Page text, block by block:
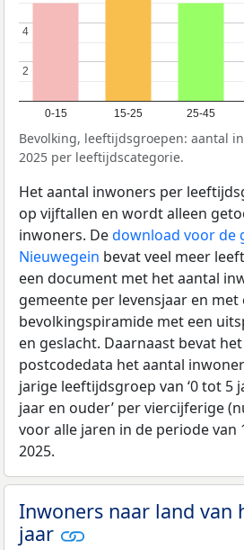
0-15 15-25 25-45
2
2
4
4
Bevolking, leeftijdsgroepen: aantal
2025 per leeftijdscategorie.
Het aantal inwoners per
op vijftallen en wordt alleen
inwoners. Dedownload voor de
Nieuwegein bevat veel meer
een document met het aantal
gemeente per levensjaar en met
bevolkingspiramide met een
en geslacht. Daarnaast bevat
postcodedata het aantal
jarige leeftijdsgroep van ‘0 tot 5
jaar en ouder’ per viercijferige
voor alle jaren in de periode van
2025.
Inwoners naar land van
jaar